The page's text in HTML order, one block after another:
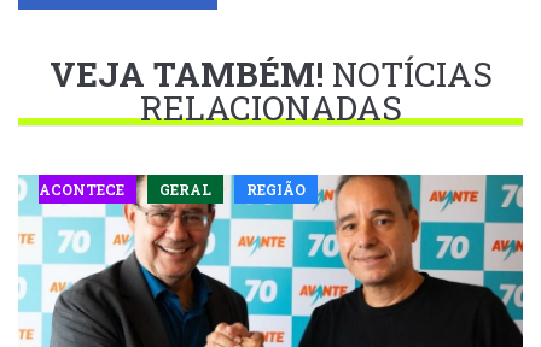
VEJA TAMBÉM! NOTÍCIAS
RELACIONADAS
ACONTECE GERAL REGIÃO